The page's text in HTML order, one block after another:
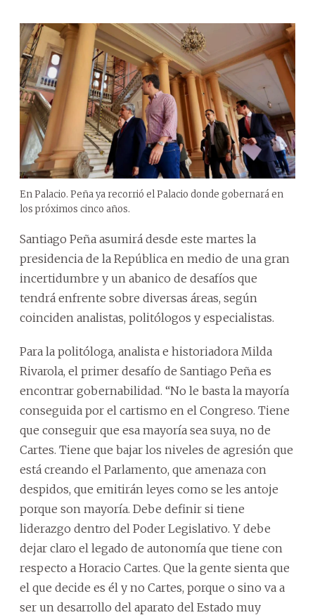
En Palacio. Peña ya recorrió el Palacio donde gobernará en
los próximos cinco años.
Santiago Peña asumirá desde este martes la
presidencia de la República en medio de una gran
incertidumbre y un abanico de desafíos que
tendrá enfrente sobre diversas áreas, según
coinciden analistas, politólogos y especialistas.
Para la politóloga, analista e historiadora Milda
Rivarola, el primer desafío de Santiago Peña es
encontrar gobernabilidad. “No le basta la mayoría
conseguida por el cartismo en el Congreso. Tiene
que conseguir que esa mayoría sea suya, no de
Cartes. Tiene que bajar los niveles de agresión que
está creando el Parlamento, que amenaza con
despidos, que emitirán leyes como se les antoje
porque son mayoría. Debe definir si tiene
liderazgo dentro del Poder Legislativo. Y debe
dejar claro el legado de autonomía que tiene con
respecto a Horacio Cartes. Que la gente sienta que
el que decide es él y no Cartes, porque o sino va a
ser un desarrollo del aparato del Estado muy